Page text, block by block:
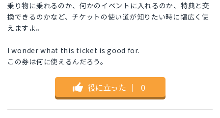
乗り物に乗れるのか、何かのイベントに入れるのか、特典と交
換できるのかなど、チケットの使い道が知りたい時に幅広く使
えますよ。
I wonder what this ticket is good for.
この券は何に使えるんだろう。
役に立った ｜ 0